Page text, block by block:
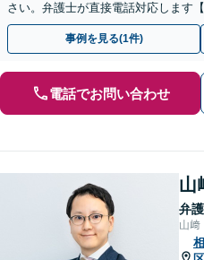
さい。弁護士が直接電話対応します
上！＆相続の著書・セミナー多数】
事例を見る(1件)
電話でお問い合わせ
山
弁
山﨑